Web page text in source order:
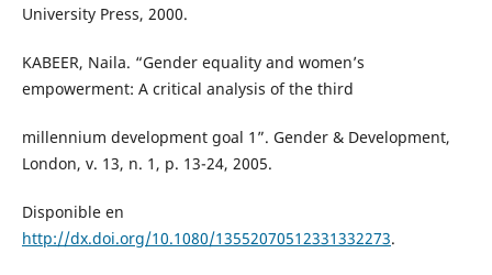
University Press, 2000.
KABEER, Naila. “Gender equality and women’s
empowerment: A critical analysis of the third
millennium development goal 1”. Gender & Development,
London, v. 13, n. 1, p. 13-24, 2005.
Disponible en
http://dx.doi.org/10.1080/13552070512331332273.